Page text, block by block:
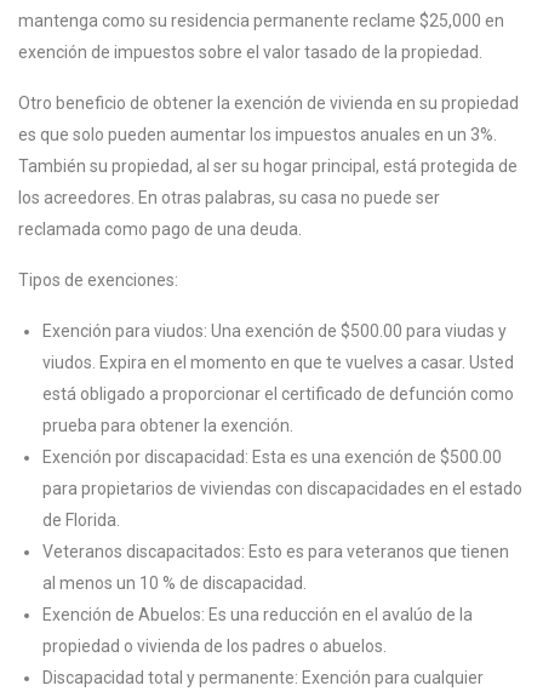
mantenga como su residencia permanente reclame $25,000 en
exención de impuestos sobre el valor tasado de la propiedad.
Otro beneficio de obtener la exención de vivienda en su propiedad
es que solo pueden aumentar los impuestos anuales en un 3%.
También su propiedad, al ser su hogar principal, está protegida de
los acreedores. En otras palabras, su casa no puede ser
reclamada como pago de una deuda.
Tipos de exenciones:
Exención para viudos: Una exención de $500.00 para viudas y
viudos. Expira en el momento en que te vuelves a casar. Usted
está obligado a proporcionar el certificado de defunción como
prueba para obtener la exención.
Exención por discapacidad: Esta es una exención de $500.00
para propietarios de viviendas con discapacidades en el estado
de Florida.
Veteranos discapacitados: Esto es para veteranos que tienen
al menos un 10 % de discapacidad.
Exención de Abuelos: Es una reducción en el avalúo de la
propiedad o vivienda de los padres o abuelos.
Discapacidad total y permanente: Exención para cualquier